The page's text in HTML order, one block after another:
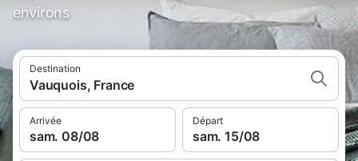
environs
Destination
Vauquois, France
Arrivée
sam. 08/08
Départ
sam. 15/08